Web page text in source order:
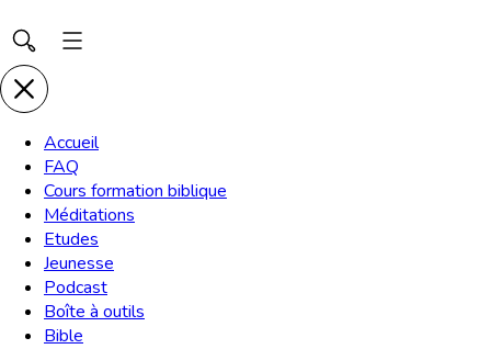
Accueil
FAQ
Cours formation biblique
Méditations
Etudes
Jeunesse
Podcast
Boîte à outils
Bible